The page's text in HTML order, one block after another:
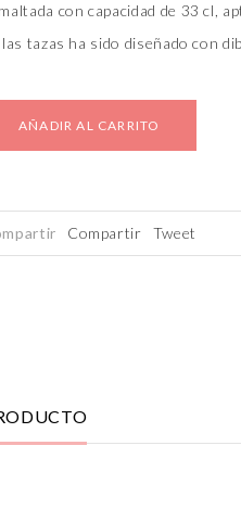
con capacidad de 33 cl,
las tazas ha sido diseñado con
AÑADIR AL CARRITO
Compartir Tweet